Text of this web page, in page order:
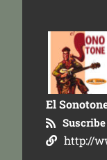
El
http://